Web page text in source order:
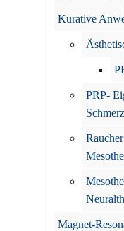
Kurative
PRP-
Magnet-